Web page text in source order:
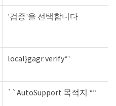
'검증'을 선택합니다
local}gagr verify*'
``AutoSupport 목적지 *’’